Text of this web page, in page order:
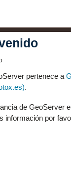
pertenece a
.
de GeoServer
información por